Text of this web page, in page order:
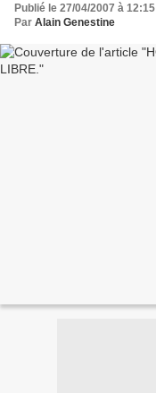
Publié le 27/04/2007 à 12:15
Par Alain Genestine